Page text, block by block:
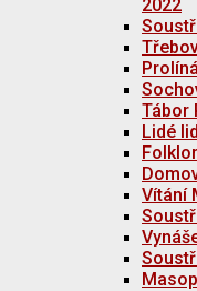
2022
Tábor
Lidé
Vítání